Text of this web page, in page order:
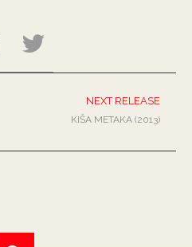
NEXT RELEASE
KIŠA METAKA (2013)